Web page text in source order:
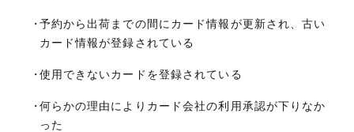
予約から出荷までの間にカード情報が更新され、古い
カード情報が登録されている
使用できないカードを登録されている
何らかの理由によりカード会社の利用承認が下りなか
った